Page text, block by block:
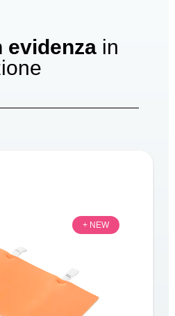
evidenzain
+ NEW